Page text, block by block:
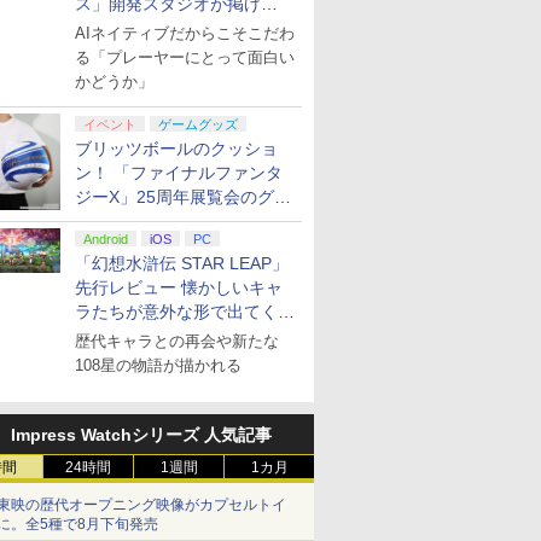
る“AI活用の信念”とは？【講
演レポート】
AIネイティブだからこそこだわ
る「プレーヤーにとって面白い
かどうか」
イベント ゲームグッズ
ブリッツボールのクッショ
ン！ 「ファイナルファンタ
ジーX」25周年展覧会のグッ
ズ情報が公開
Android iOS PC
「幻想水滸伝 STAR LEAP」
先行レビュー 懐かしいキャ
ラたちが意外な形で出てくる
シリーズ完全新作！
歴代キャラとの再会や新たな
108星の物語が描かれる
Impress Watchシリーズ 人気記事
24時間 1週間 1カ月
映の歴代オープニング映像がカプセルトイ
。全5種で8月下旬発売